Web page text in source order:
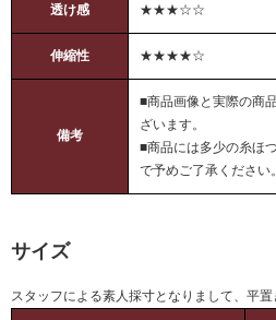
透け感 ★★★☆☆
伸縮性 ★★★★☆
備考
■商品画像と実際の商
ざいます。
■商品には多少の糸ほ
で予めご了承ください。
サイズ
スタッフによる素人採寸となりまして、平置